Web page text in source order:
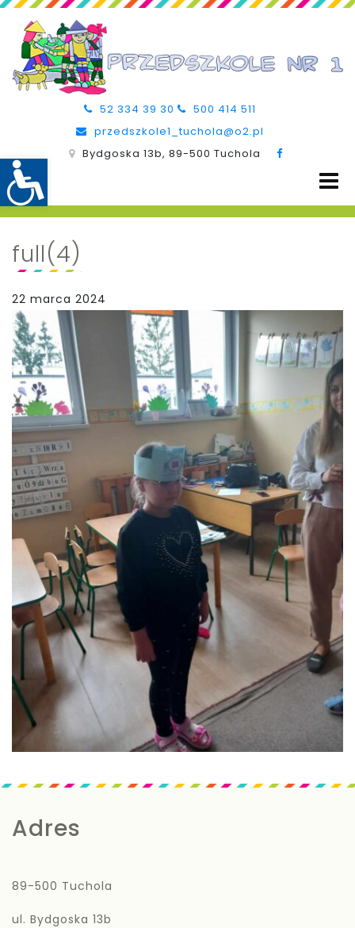
52 334 39 30
500 414 511
przedszkole1_tuchola@o2.pl
Bydgoska 13b, 89-500 Tuchola
full(4)
22 marca 2024
Adres
89-500 Tuchola
ul. Bydgoska 13b